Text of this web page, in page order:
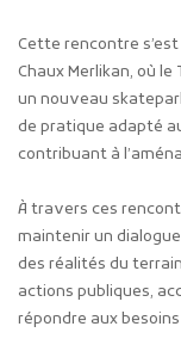
Cette rencontre
Chaux Merlikan, où
un nouveau
de pratique adapté
contribuant à
À travers ces
maintenir un
des réalités du
actions publiques,
répondre aux